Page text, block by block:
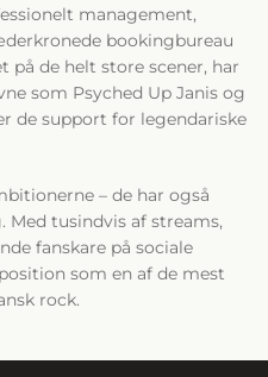
management,
bookingbureau
på de helt store scener, har
som Psyched Up Janis og
de support for legendariske
– de har også
tusindvis af streams,
fanskare på sociale
som en af de mest
rock.